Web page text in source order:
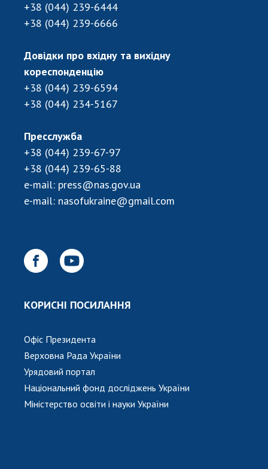
+38 (044) 239-6444
+38 (044) 239-6666
Довідки про вхідну та вихідну
кореспонденцію
+38 (044) 239-6594
+38 (044) 234-5167
Пресслужба
+38 (044) 239-67-97
+38 (044) 239-65-88
e-mail: press@nas.gov.ua
e-mail: nasofukraine@gmail.com
КОРИСНІ ПОСИЛАННЯ
Офіс Президента
Верховна Рада України
Урядовий портал
Національний фонд досліджень України
Міністерство освіти і науки України